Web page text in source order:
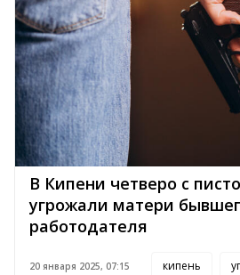
В Кипени четверо с
угрожали матери
работодателя
20 января 2025, 07:15 кипень